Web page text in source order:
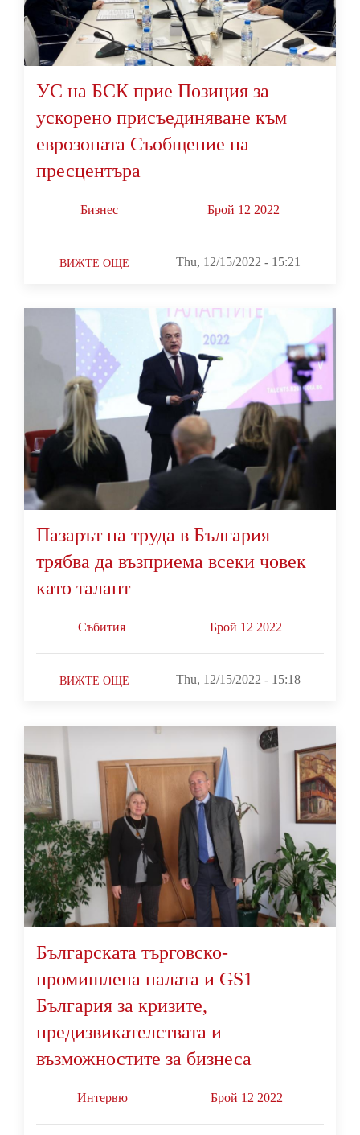
УС на БСК прие Позиция за
ускорено присъединяване към
еврозоната Съобщение на
пресцентъра
Бизнес Брой 12 2022
ВИЖТЕ ОЩЕ Thu, 12/15/2022 - 15:21
Пазарът на труда в България
трябва да възприема всеки човек
като талант
Събития Брой 12 2022
ВИЖТЕ ОЩЕ Thu, 12/15/2022 - 15:18
Българската търговско-
промишлена палата и GS1
България за кризите,
предизвикателствата и
възможностите за бизнеса
Интервю Брой 12 2022